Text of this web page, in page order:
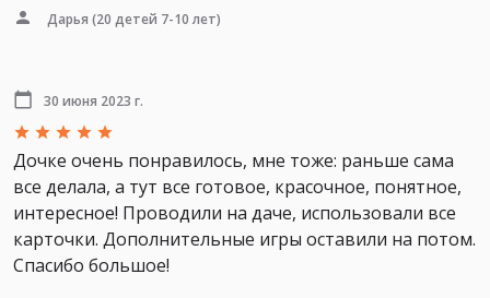
Дарья (20 детей 7-10 лет)
30 июня 2023 г.
Дочке очень понравилось, мне тоже: раньше сама
все делала, а тут все готовое, красочное, понятное,
интересное! Проводили на даче, использовали все
карточки. Дополнительные игры оставили на потом.
Спасибо большое!